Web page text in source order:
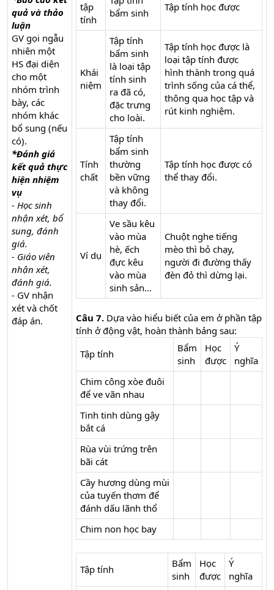
quả và thảo
luận
GV gọi ngẫu
nhiên một
HS đại diện
cho một
nhóm trình
bày, các
nhóm khác
bổ sung (nếu
có).
*Đánh giá
kết quả thực
hiện nhiệm
vụ
- Học sinh
nhận xét, bổ
sung, đánh
giá.
- Giáo viên
nhận xét,
đánh giá.
- GV nhận
xét và chốt
đáp án.
tập
tính
bẩm sinh
Tập tính học được
Khái
niệm
Tập tính
bẩm sinh
là loại tập
tính sinh
ra đã có,
đặc trưng
cho loài.
Tập tính học được là
loại tập tính được
hình thành trong quá
trình sống của cá thể,
thông qua học tập và
rút kinh nghiệm.
Tính
chất
Tập tính
bẩm sinh
thường
bền vững
và không
thay đổi.
Tập tính học được có
thể thay đổi.
Ví dụ
Ve sầu kêu
vào mùa
hè, ếch
đực kêu
vào mùa
sinh sản…
Chuột nghe tiếng
mèo thì bỏ chạy,
người đi đường thấy
đèn đỏ thì dừng lại.
Câu 7. Dựa vào hiểu biết của em ở phần tập
tính ở động vật, hoàn thành bảng sau:
Tập tính
Bẩm
sinh
Học
được
Ý
nghĩa
Chim công xòe đuôi
để ve vãn nhau
Tinh tinh dùng gậy
bắt cá
Rùa vùi trứng trên
bãi cát
Cầy hương dùng mùi
của tuyến thơm để
đánh dấu lãnh thổ
Chim non học bay
Tập tính
Bẩm
sinh
Học
được
Ý
nghĩa